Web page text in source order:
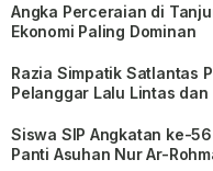
Angka Perceraian di
Ekonomi Paling Dominan
Razia Simpatik Satlantas
Pelanggar Lalu Lintas dan
Siswa SIP Angkatan ke-
Panti Asuhan Nur Ar-